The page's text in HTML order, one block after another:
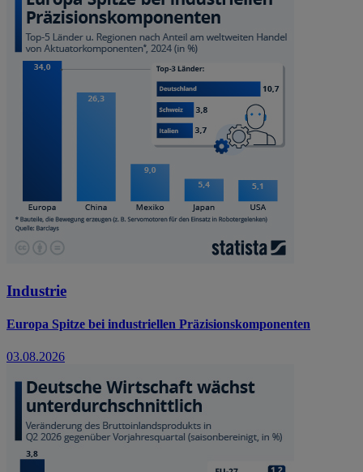
Industrie
Europa Spitze bei industriellen Präzisionskomponenten
03.08.2026